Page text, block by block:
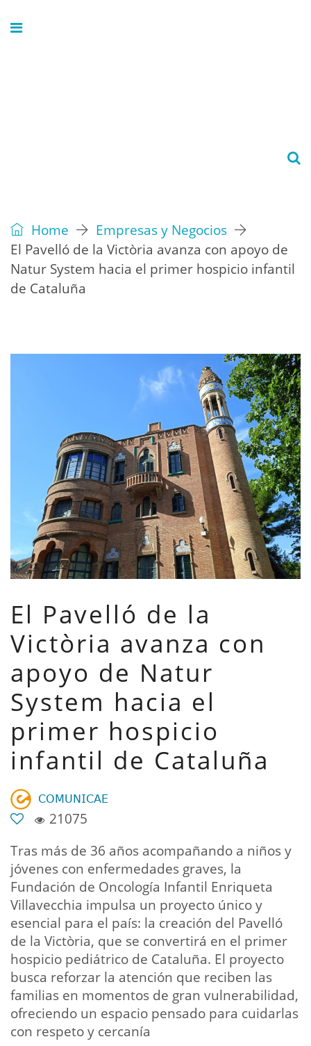
Home
Empresas y Negocios
El Pavelló de la Victòria avanza con apoyo de
Natur System hacia el primer hospicio infantil
de Cataluña
El Pavelló de la
Victòria avanza con
apoyo de Natur
System hacia el
primer hospicio
infantil de Cataluña
𝖢𝖮𝖬𝖴𝖭𝖨𝖢𝖠𝖤
21075
Tras más de 36 años acompañando a niños y
jóvenes con enfermedades graves, la
Fundación de Oncología Infantil Enriqueta
Villavecchia impulsa un proyecto único y
esencial para el país: la creación del Pavelló
de la Victòria, que se convertirá en el primer
hospicio pediátrico de Cataluña. El proyecto
busca reforzar la atención que reciben las
familias en momentos de gran vulnerabilidad,
ofreciendo un espacio pensado para cuidarlas
con respeto y cercanía